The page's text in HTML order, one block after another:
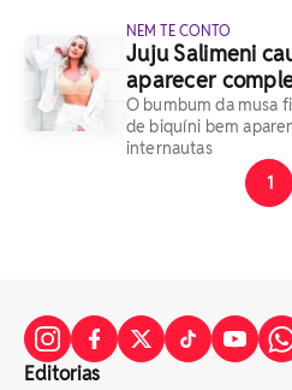
NEM TE CONTO
Juju Salimeni
aparecer
O bumbum da musa
de biquíni bem
internautas
1
Editorias